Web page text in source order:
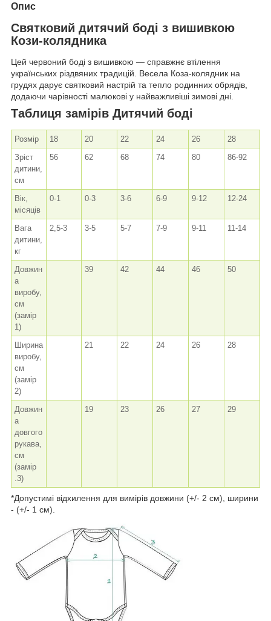
Опис
Святковий дитячий боді з вишивкою
Кози-колядника
Цей червоний боді з вишивкою — справжнє втілення
українських різдвяних традицій. Весела Коза-колядник на
грудях дарує святковий настрій та тепло родинних обрядів,
додаючи чарівності малюкові у найважливіші зимові дні.
Таблиця замірів Дитячий боді
Розмір 18 20 22 24 26
28
Зріст
дитини,
см
56 62 68 74 80 86-92
Вік,
місяців
0-1 0-3 3-6 6-9 9-12 12-24
Вага
дитини,
кг
2,5-3 3-5 5-7 7-9 9-11 11-14
Довжин
а
виробу,
см
(замір
1)
39 42 44 46 50
Ширина
виробу,
см
(замір
2)
21 22 24 26 28
Довжин
а
довгого
рукава,
см
(замір
.3)
19 23 26 27 29
*Допустимі відхилення для вимірів довжини (+/- 2 см), ширини
- (+/- 1 см).